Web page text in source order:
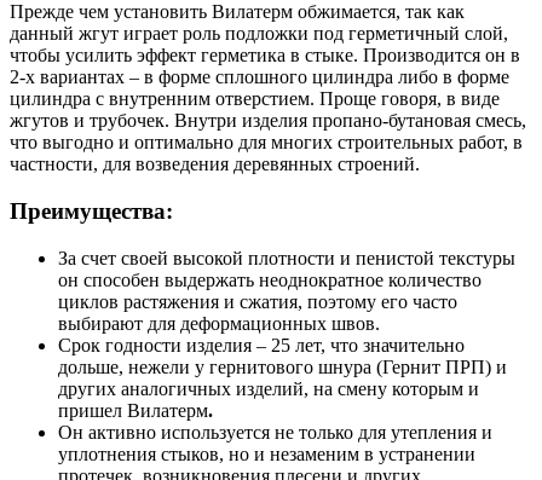
Прежде чем установить Вилатерм обжимается, так как
данный жгут играет роль подложки под герметичный слой,
чтобы усилить эффект герметика в стыке. Производится он в
2-х вариантах – в форме сплошного цилиндра либо в форме
цилиндра с внутренним отверстием. Проще говоря, в виде
жгутов и трубочек. Внутри изделия пропано-бутановая смесь,
что выгодно и оптимально для многих строительных работ, в
частности, для возведения деревянных строений.
Преимущества:
За счет своей высокой плотности и пенистой текстуры
он способен выдержать неоднократное количество
циклов растяжения и сжатия, поэтому его часто
выбирают для деформационных швов.
Срок годности изделия – 25 лет, что значительно
дольше, нежели у гернитового шнура (Гернит ПРП) и
других аналогичных изделий, на смену которым и
пришел Вилатерм.
Он активно используется не только для утепления и
уплотнения стыков, но и незаменим в устранении
протечек, возникновения плесени и других